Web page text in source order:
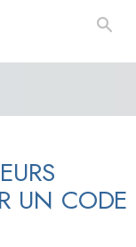
UN CODE